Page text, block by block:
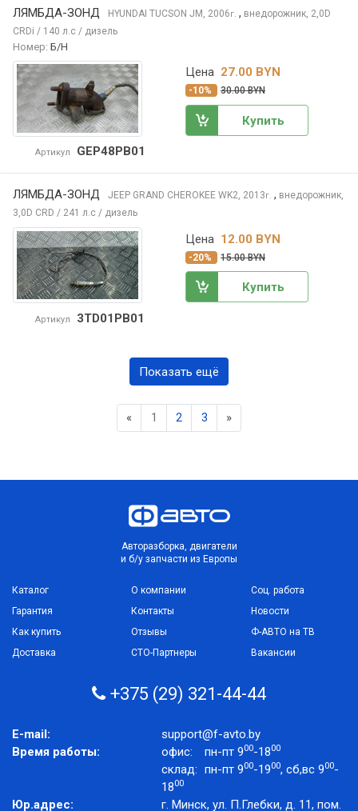
ЛЯМБДА-ЗОНД HYUNDAI TUCSON JM, 2006г. , внедорожник, 2,0D
CRDi / 140 л.с / дизель
Номер: Б/Н
Артикул GEP48PB01
Цена 27.00 BYN
-10% 30.00 BYN
Купить
ЛЯМБДА-ЗОНД JEEP GRAND CHEROKEE WK2, 2013г. , внедорожник,
3,0D CRD / 241 л.с / дизель
Артикул 3TD01PB01
Цена 12.00 BYN
-20% 15.00 BYN
Купить
Показать ещё
« Previous
1 2 3 »Next
Авторазборка, двигатели
и б/у запчасти из Европы
Каталог
Гарантия
Как купить
Доставка
О компании
Контакты
Отзывы
СТО-Партнеры
Соц. работа
Новости
Ф-АВТО на ТВ
Вакансии
+375 (29) 321-44-44
E-mail:
support@f-avto.by
Время работы:
офис: пн-пт 900-1800
склад: пн-пт 900-1900, сб,вс 900-
1800
Юр.адрес: г. Минск, ул. П.Глебки, д. 11, пом.